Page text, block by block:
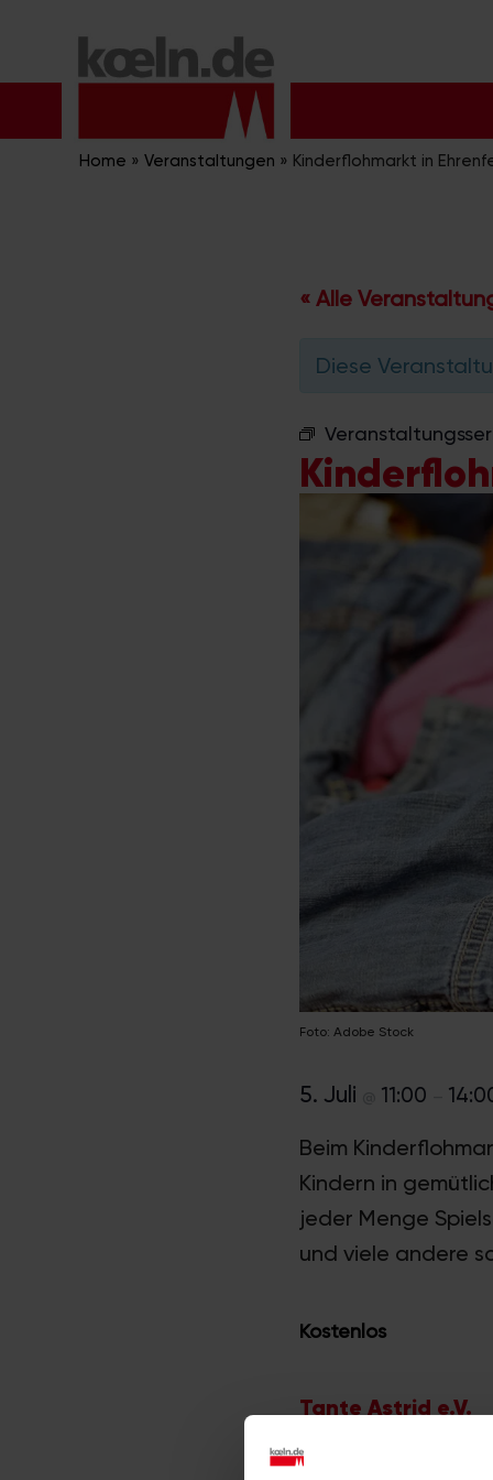
Inhalt
Home » Veranstaltungen » Kinderflohmarkt in
« Alle
Diese
Foto: Adobe Stock
5. Juli 11:00
Beim
Kindern in
jeder Menge
und viele andere
Kostenlos
Tante Astrid e.V.
Vogelsanger Str. 282